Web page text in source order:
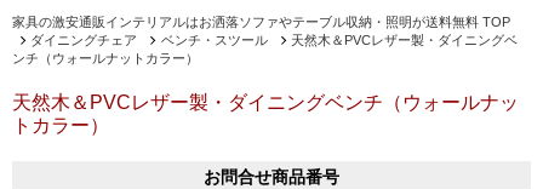
家具の激安通販インテリアルはお洒落ソファやテーブル収納・照明が送料無料 TOP
ダイニングチェア
ベンチ・スツール
天然木＆PVCレザー製・ダイニングベ
ンチ（ウォールナットカラー）
天然木＆PVCレザー製・ダイニングベンチ（ウォールナッ
トカラー）
お問合せ商品番号